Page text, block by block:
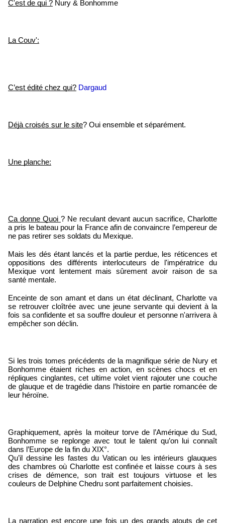
C'est de qui ? Nury & Bonhomme
La Couv':
C’est édité chez qui? Dargaud
Déjà croisés sur le site? Oui ensemble et séparément.
Une planche:
Ca donne Quoi ? Ne reculant devant aucun sacrifice, Charlotte
a pris le bateau pour la France afin de convaincre l’empereur de
ne pas retirer ses soldats du Mexique.
Mais les dés étant lancés et la partie perdue, les réticences et
oppositions des différents interlocuteurs de l'impératrice du
Mexique vont lentement mais sûrement avoir raison de sa
santé mentale.
Enceinte de son amant et dans un état déclinant, Charlotte va
se retrouver cloîtrée avec une jeune servante qui devient à la
fois sa confidente et sa souffre douleur et personne n'arrivera à
empêcher son déclin.
Si les trois tomes précédents de la magnifique série de Nury et
Bonhomme étaient riches en action, en scènes chocs et en
répliques cinglantes, cet ultime volet vient rajouter une couche
de glauque et de tragédie dans l’histoire en partie romancée de
leur héroïne.
Graphiquement, après la moiteur torve de l’Amérique du Sud,
Bonhomme se replonge avec tout le talent qu’on lui connaît
dans l’Europe de la fin du XIX°.
Qu’il dessine les fastes du Vatican ou les intérieurs glauques
des chambres où Charlotte est confinée et laisse cours à ses
crises de démence, son trait est toujours virtuose et les
couleurs de Delphine Chedru sont parfaitement choisies.
La narration est encore une fois un des grands atouts de cet